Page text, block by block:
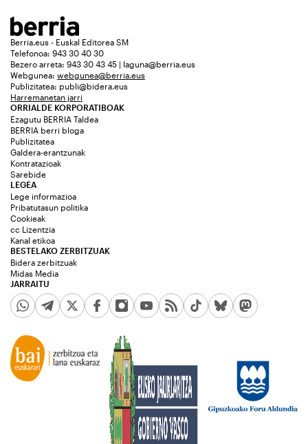
Berria.eus - Euskal Editorea SM
Telefonoa: 943 30 40 30
Bezero arreta: 943 30 43 45 | laguna@berria.eus
Webgunea: webgunea@berria.eus
Publizitatea: publi@bidera.eus
Harremanetan jarri
ORRIALDE KORPORATIBOAK
Ezagutu BERRIA Taldea
BERRIA berri bloga
Publizitatea
Galdera-erantzunak
Kontratazioak
Sarebide
JARRAITU
LEGEA
Lege informazioa
Pribatutasun politika
Cookieak
cc Lizentzia
Kanal etikoa
BESTELAKO ZERBITZUAK
Bidera zerbitzuak
Midas Media